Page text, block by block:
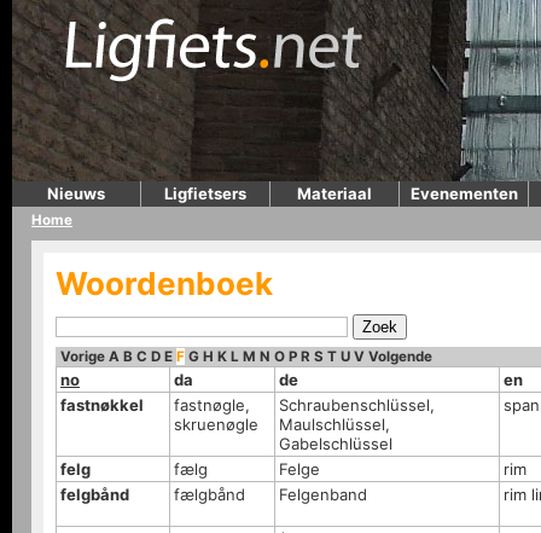
Nieuws Ligfietsers Materiaal Evenementen
Home
Woordenboek
Vorige A B C D E F G H K L M N O P R S T U V Volgende
no da de
en
fastnøkkel
fastnøgle,
skruenøgle
Schraubenschlüssel,
Maulschlüssel,
Gabelschlüssel
felg fælg Felge
rim
felgbånd
fælgbånd Felgenband rim